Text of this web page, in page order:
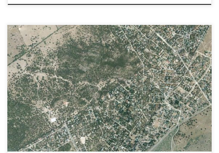
26/01/2021 Estimados socios y vecinos de Montencinar en general:
Quienes de ustedes hayan tenido la estoica paciencia de soportar hasta
el final el Pleno -impresionista- del Ayuntamiento de El Escorial que
tuvo lugar en el día de ayer, habrán podido comprobar que salvo
honrosas excepciones, aquello ha parecido, más que […]